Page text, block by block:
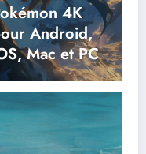
4K
Android,
Mac et PC